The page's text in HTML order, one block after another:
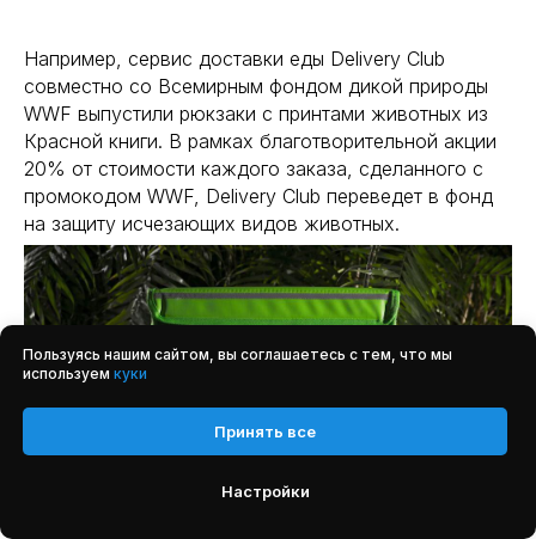
Например, сервис доставки еды Delivery Club
совместно со Всемирным фондом дикой природы
WWF выпустили рюкзаки с принтами животных из
Красной книги. В рамках благотворительной акции
20% от стоимости каждого заказа, сделанного с
промокодом WWF, Delivery Club переведет в фонд
на защиту исчезающих видов животных.
Пользуясь нашим сайтом, вы соглашаетесь с тем, что мы
используем куки
Принять все
Настройки